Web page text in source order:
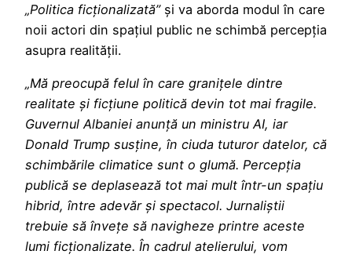
„Politica ficționalizată”și va aborda modul în care
noii actori din spațiul public ne schimbă percepția
asupra realității.
„Mă preocupă felul în care granițele dintre
realitate și ficțiune politică devin tot mai fragile.
Guvernul Albaniei anunță un ministru AI, iar
Donald Trump susține, în ciuda tuturor datelor, că
schimbările climatice sunt o glumă. Percepția
publică se deplasează tot mai mult într-un spațiu
hibrid, între adevăr și spectacol. Jurnaliștii
trebuie să învețe să navigheze printre aceste
lumi ficționalizate. În cadrul atelierului, vom